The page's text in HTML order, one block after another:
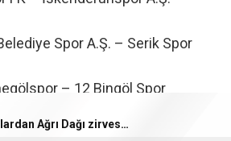
Spor A.Ş. – Serik Spor
– Ankara Demirspor
Ağrı Dağı zirvesinde Bursaspor